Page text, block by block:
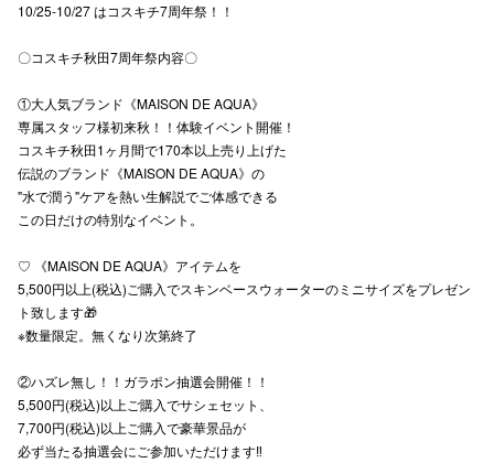
10/25-10/27 はコスキチ7周年祭！！
〇コスキチ秋田7周年祭内容〇
①大人気ブランド《MAISON DE AQUA》
専属スタッフ様初来秋！！体験イベント開催！
コスキチ秋田1ヶ月間で170本以上売り上げた
伝説のブランド《MAISON DE AQUA》の
"水で潤う"ケアを熱い生解説でご体感できる
この日だけの特別なイベント。
♡ 《MAISON DE AQUA》アイテムを
5,500円以上(税込)ご購入でスキンベースウォーターのミニサイズをプレゼン
ト致します🎁
※数量限定。無くなり次第終了
②ハズレ無し！！ガラポン抽選会開催！！
5,500円(税込)以上ご購入でサシェセット、
7,700円(税込)以上ご購入で豪華景品が
必ず当たる抽選会にご参加いただけます‼️